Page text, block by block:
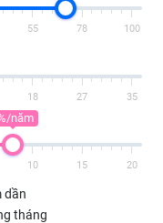
55 78 100
18 27 35
năm
10 15 20
dần
tháng